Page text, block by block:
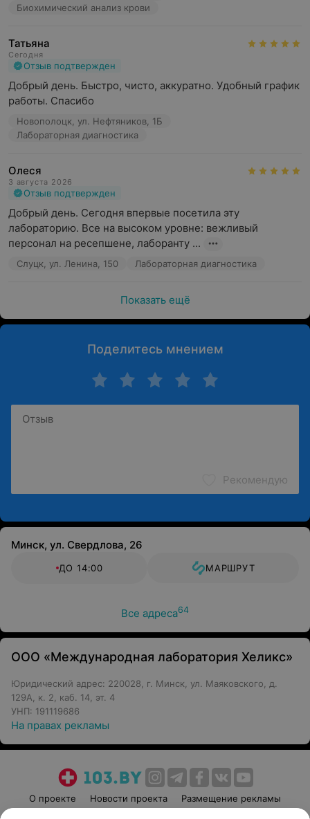
лекарственный мониторинг;
внутренних органов;
исследования, направленные на диагностику
сахарного диабета;
анемий;
аллергологические исследования;
исследования, направленные на диагностику
аутоиммунных заболеваний;
иммунологические исследования и определение
поствакцинального иммунитета;
токсико-химические исследования;
микроскопические исследования.
В международной лабораторииHELIX (ХЕЛИКС)
обследования состояния здоровья по специальным
детей.
Биохимический анализ крови
Татьяна
Сегодня
Отзыв подтвержден
Добрый день. Быстро, чисто, аккуратно. Удобный график
работы. Спасибо
Новополоцк, ул. Нефтяников, 1Б
Лабораторная диагностика
Олеся
3 августа 2026
Отзыв подтвержден
Добрый день. Сегодня впервые посетила эту
лабораторию. Все на высоком уровне: вежливый
персонал на ресепшене, лаборанту ...
Слуцк, ул. Ленина, 150 Лабораторная диагностика
Показать ещё
Поделитесь мнением
Рекомендую
Минск, ул. Свердлова, 26
ДО 14:00 МАРШРУТ
Все адреса64
ООО «Международная лаборатория Хеликс»
Юридический адрес: 220028, г. Минск, ул. Маяковского, д.
129А, к. 2, каб. 14, эт. 4
УНП: 191119686
На правах рекламы
О проекте Новости проекта
Размещение рекламы